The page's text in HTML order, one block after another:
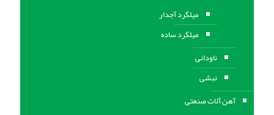
میلگرد آجدار
میلگرد ساده
ناودانی
نبشی
آهن آلات صنعتی